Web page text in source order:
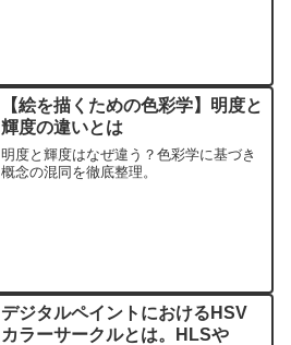
【絵を描くための色彩学】明度と
輝度の違いとは
明度と輝度はなぜ違う？色彩学に基づき
概念の混同を徹底整理。
デジタルペイントにおけるHSV
カラーサークルとは。HLSや